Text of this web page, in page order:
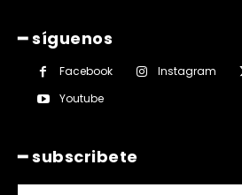
━ síguenos
Facebook Instagram
Youtube
━ subscribete